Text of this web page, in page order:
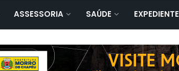
ASSESSORIA SAÚDE EXPEDIENTE